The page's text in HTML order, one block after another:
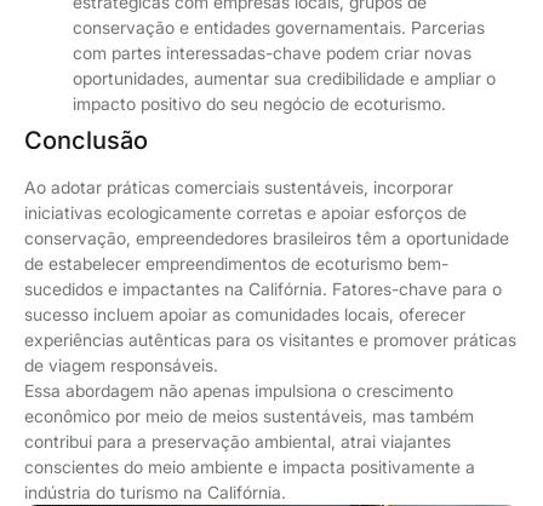
conservação e entidades governamentais. Parcerias
com partes interessadas-chave podem criar novas
oportunidades, aumentar sua credibilidade e ampliar o
impacto positivo do seu negócio de ecoturismo.
Conclusão
Ao adotar práticas comerciais sustentáveis, incorporar
iniciativas ecologicamente corretas e apoiar esforços de
conservação, empreendedores brasileiros têm a oportunidade
de estabelecer empreendimentos de ecoturismo bem-
sucedidos e impactantes na Califórnia. Fatores-chave para o
sucesso incluem apoiar as comunidades locais, oferecer
experiências autênticas para os visitantes e promover práticas
de viagem responsáveis.
Essa abordagem não apenas impulsiona o crescimento
econômico por meio de meios sustentáveis, mas também
contribui para a preservação ambiental, atrai viajantes
conscientes do meio ambiente e impacta positivamente a
indústria do turismo na Califórnia.